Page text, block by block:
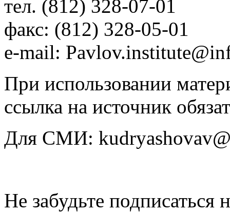
тел. (812) 328-07-01
факс: (812) 328-05-01
e-mail:
При использовании
ссылка на источник
Для СМИ:
Не забудьте подписаться